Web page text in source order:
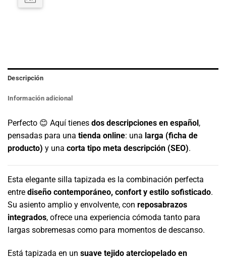
Descripción
Información adicional
Perfecto 😊 Aquí tienes dos descripciones en español ,
pensadas para una tienda online: una larga (ficha de
producto) y una corta tipo meta descripción (SEO).
Esta elegante silla tapizada es la combinación perfecta
entre diseño contemporáneo, confort y estilo sofisticado.
Su asiento amplio y envolvente, con reposabrazos
integrados, ofrece una experiencia cómoda tanto para
largas sobremesas como para momentos de descanso.
Está tapizada en un suave tejido aterciopelado en